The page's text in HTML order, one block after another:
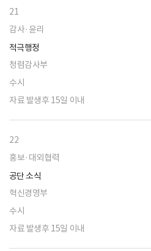
21
감사·윤리
적극행정
청렴감사부
수시
자료 발생후 15일 이내
22
홍보·대외협력
공단 소식
혁신경영부
수시
자료 발생후 15일 이내